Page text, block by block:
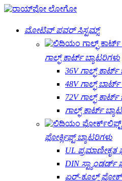
ಮೋಟಿವ್ ಪವರ್ ಸಿಸ್ಟಮ್ಸ್
ಗಾಲ್ಫ್ ಕಾರ್ಟ್ ಬ್ಯಾಟರಿಗಳು
36V ಗಾಲ್ಫ್ ಕಾರ್ಟ್
48V ಗಾಲ್ಫ್ ಬಾರ್ಟ್
72V ಗಾಲ್ಫ್ ಕಾರ್ಟ್
ಗಾಲ್ಫ್ ಕಾರ್ಟ್
ಫೋರ್ಕ್ಲಿಫ್ಟ್ ಬ್ಯಾಟರಿಗಳು
UL
DIN
ಏರ್-ಕೂಲ್ಡ್